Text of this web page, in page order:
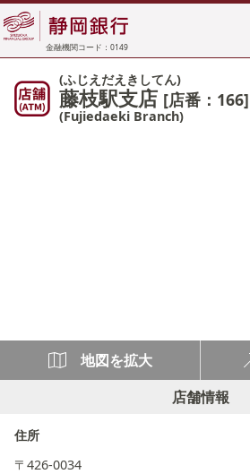
金融機関コード：0149
(ふじえだえきしてん)
藤枝駅支店 [店番：166]
(Fujiedaeki Branch)
地図を拡大
店舗情報
住所
〒426-0034